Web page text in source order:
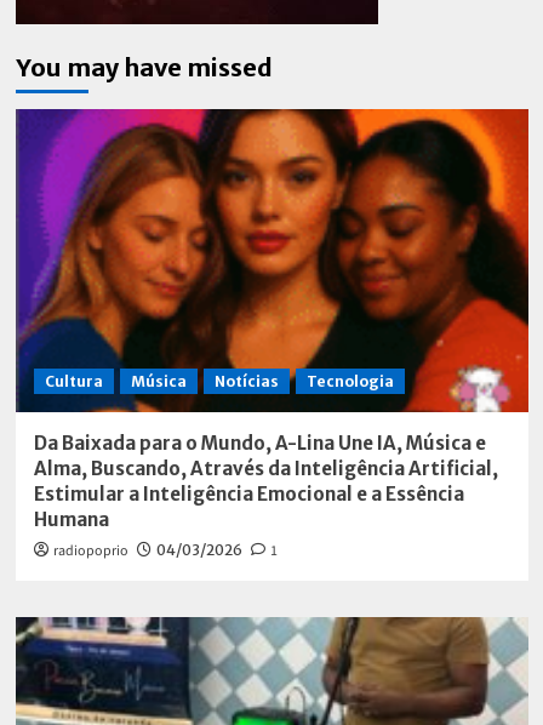
You may have missed
Cultura Música Notícias Tecnologia
Da Baixada para o Mundo, A-Lina Une IA, Música e
Alma, Buscando, Através da Inteligência Artificial,
Estimular a Inteligência Emocional e a Essência
Humana
radiopoprio 04/03/2026 1